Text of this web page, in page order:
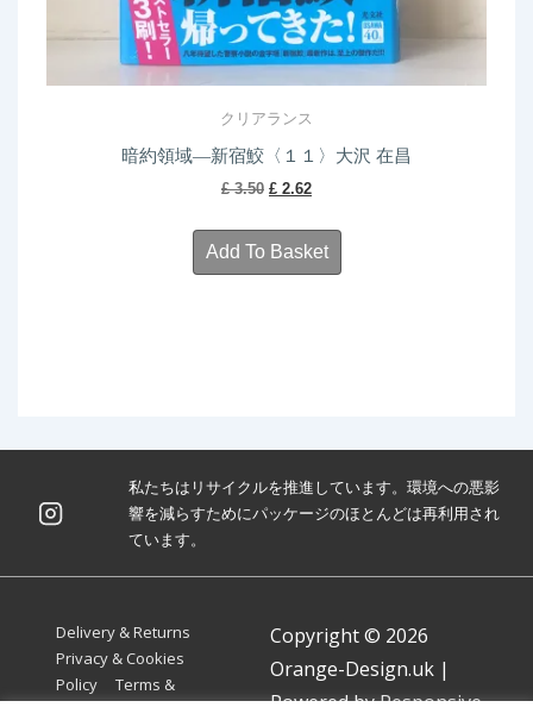
クリアランス
暗約領域―新宿鮫〈１１〉大沢 在昌
£3.50 Original
was:
£ 3.50.
£ 2.62Current
is:
£ 2.62.
Add To Basket
私たちはリサイクルを推進しています。環境への悪影
響を減らすためにパッケージのほとんどは再利用され
ています。
Footer
Menu
Delivery & Returns
Privacy & Cookies
Policy
Terms &
Copyright © 2026
Orange-Design.uk |
Powered byResponsive